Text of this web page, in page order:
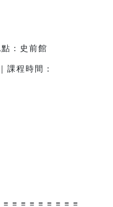
：史前館
課程時間：
≡ ≡ ≡ ≡ ≡ ≡ ≡ ≡